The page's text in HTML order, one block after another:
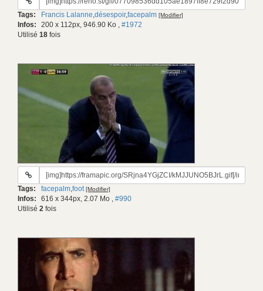
gif:
Tags: Francis Lalanne,désespoir,facepalm [Modifier]
Infos: 200 x 112px, 946.90 Ko , #1972
Utilisé 18 fois
URL
gif:
Tags: facepalm,foot [Modifier]
Infos: 616 x 344px, 2.07 Mo , #990
Utilisé 2 fois